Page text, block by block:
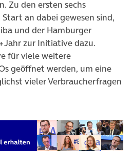
Zu den ersten sechs
an dabei gewesen sind,
und der Hamburger
zur Initiative dazu.
für viele weitere
geöffnet werden, um eine
vieler Verbraucherfragen